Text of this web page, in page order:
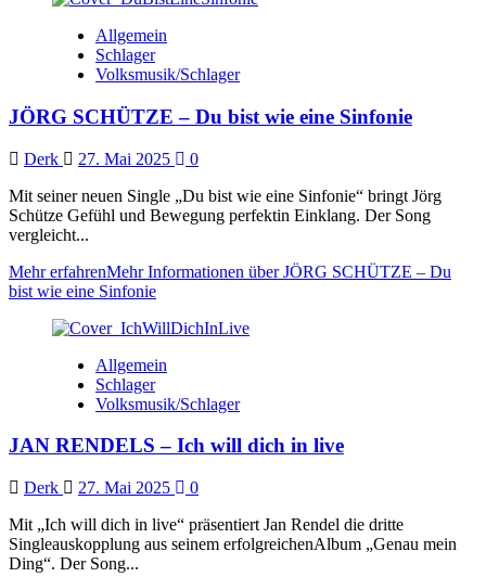
Allgemein
Schlager
Volksmusik/Schlager
JÖRG SCHÜTZE – Du bist wie eine Sinfonie
Derk 27. Mai 2025
0
Mit seiner neuen Single „Du bist wie eine Sinfonie“ bringt Jörg
Schütze Gefühl und Bewegung perfektin Einklang. Der Song
vergleicht...
Mehr erfahrenMehr Informationen über JÖRG SCHÜTZE – Du
bist wie eine Sinfonie
Allgemein
Schlager
Volksmusik/Schlager
JAN RENDELS – Ich will dich in live
Derk 27. Mai 2025
0
Mit „Ich will dich in live“ präsentiert Jan Rendel die dritte
Singleauskopplung aus seinem erfolgreichenAlbum „Genau mein
Ding“. Der Song...